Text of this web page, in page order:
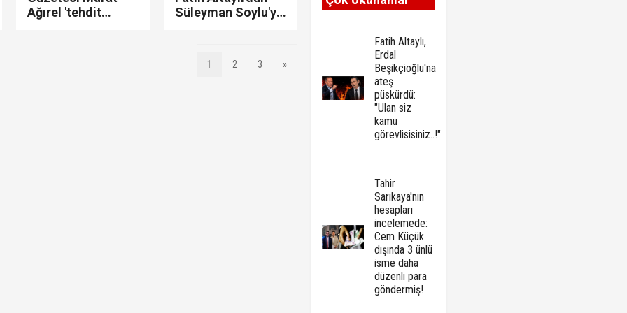
Ağırel 'tehdit
Süleyman Soylu'ya
attırmasın..!"
1 2 3 »
Fatih Altaylı,
Erdal
Beşikçioğlu'na
ateş
püskürdü:
"Ulan siz
kamu
görevlisisiniz..!"
Tahir
Sarıkaya'nın
hesapları
incelemede:
Cem Küçük
dışında 3 ünlü
isme daha
düzenli para
göndermiş!